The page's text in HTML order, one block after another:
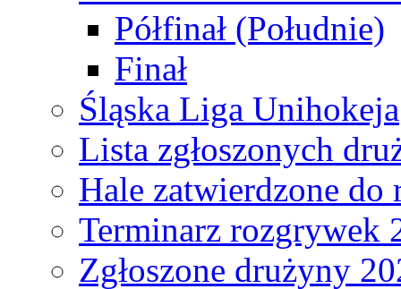
Półfinał (Południe)
Finał
Śląska Liga Unihokeja
Lista zgłoszonych
Hale zatwierdzone do
Terminarz rozgrywek
Zgłoszone drużyny